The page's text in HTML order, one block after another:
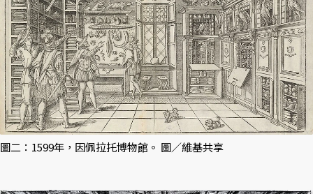
圖二：1599年，因佩拉托博物館。 圖／維基共享